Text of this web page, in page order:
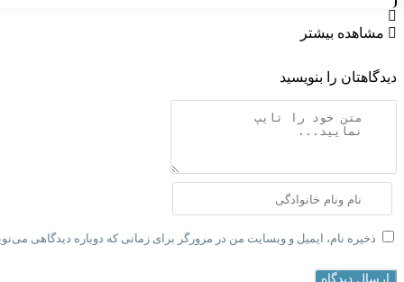
مشاهده بیشتر
دیدگاهتان را بنویسید
ذخیره نام، ایمیل و وبسایت من در مرورگر برای زمانی که دوباره دیدگاهی
ارسال دیدگاه